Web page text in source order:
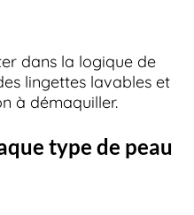
dans la logique de
lingettes lavables et
à démaquiller.
type de peau